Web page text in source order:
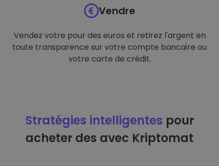
Vendre
Vendez votre pour des euros et retirez l'argent en
toute transparence sur votre compte bancaire ou
votre carte de crédit.
Stratégies intelligentes pour
acheter des avec Kriptomat